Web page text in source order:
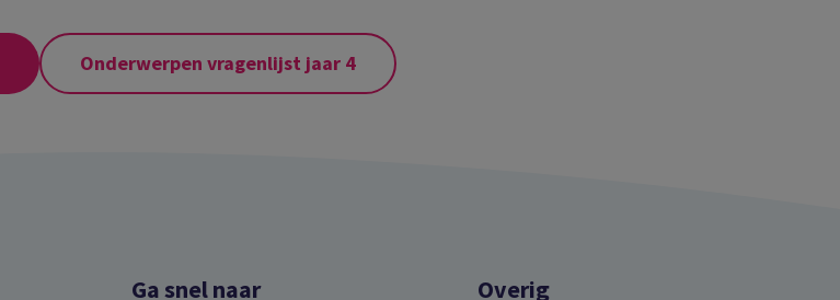
Onderwerpen vragenlijst jaar 4
Ga snel naar Overig